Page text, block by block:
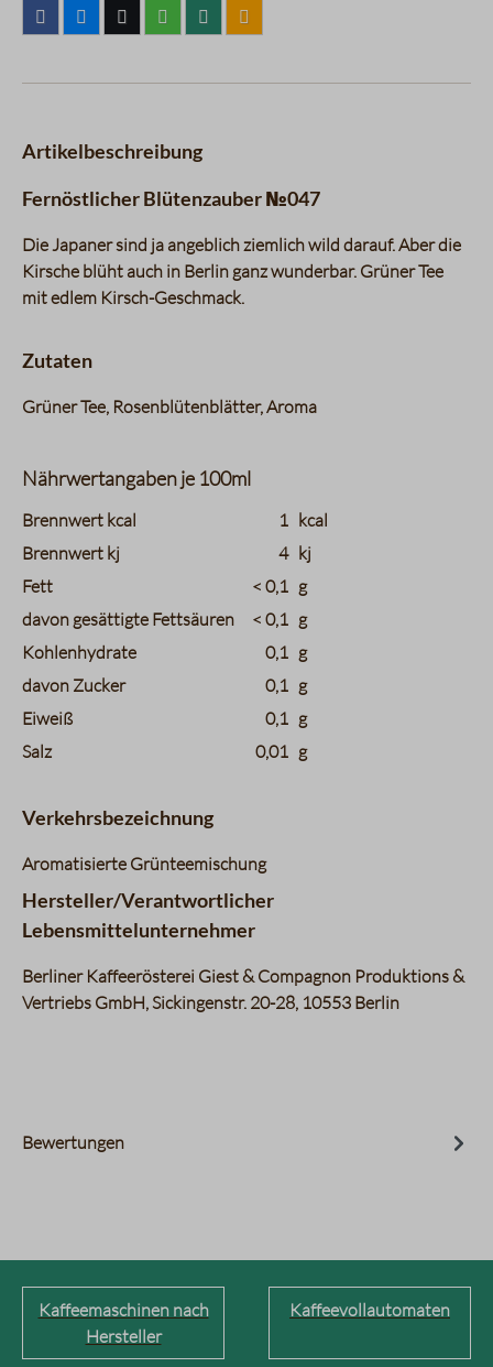
Artikelbeschreibung
Fernöstlicher Blütenzauber №047
Die Japaner sind ja angeblich ziemlich wild darauf. Aber die
Kirsche blüht auch in Berlin ganz wunderbar. Grüner Tee
mit edlem Kirsch-Geschmack.
Zutaten
Grüner Tee, Rosenblütenblätter, Aroma
Nährwertangaben je 100ml
charts.nutritions.header_name charts.nutritions.header_value
Brennwert kcal 1 kcal
Brennwert kj
4 kj
Fett
< 0,1 g
davon gesättigte Fettsäuren
< 0,1 g
Kohlenhydrate
0,1 g
davon Zucker
0,1 g
Eiweiß
0,1 g
Salz
0,01 g
Verkehrsbezeichnung
Aromatisierte Grünteemischung
Hersteller/Verantwortlicher
Lebensmittelunternehmer
Berliner Kaffeerösterei Giest & Compagnon Produktions &
Vertriebs GmbH, Sickingenstr. 20-28, 10553 Berlin
Bewertungen
Kaffeemaschinen nach
Hersteller
Kaffeevollautomaten